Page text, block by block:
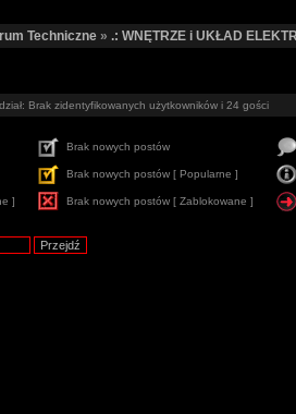
Techniczne » .: WNĘTRZE i UKŁAD
Brak zidentyfikowanych użytkowników i 24 gości
Brak nowych postów
Brak nowych postów [ Popularne ]
] Brak nowych postów [ Zablokowane ]